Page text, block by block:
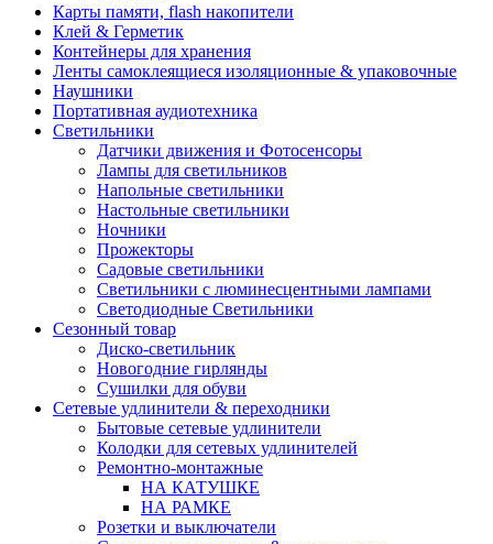
Карты памяти, flash накопители
Клей & Герметик
Контейнеры для хранения
Ленты самоклеящиеся изоляционные & упаковочные
Наушники
Портативная аудиотехника
Светильники
Датчики движения и Фотосенсоры
Лампы для светильников
Напольные светильники
Настольные светильники
Ночники
Прожекторы
Садовые светильники
Светильники с люминесцентными лампами
Светодиодные Светильники
Сезонный товар
Диско-светильник
Новогодние гирлянды
Сушилки для обуви
Сетевые удлинители & переходники
Бытовые сетевые удлинители
Колодки для сетевых удлинителей
Ремонтно-монтажные
НА КАТУШКЕ
НА РАМКЕ
Розетки и выключатели